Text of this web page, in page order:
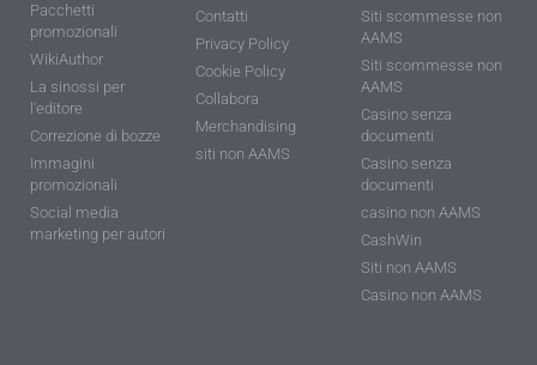
Pacchetti
promozionali
WikiAuthor
La sinossi per
l'editore
Correzione di bozze
Immagini
promozionali
Social media
marketing per autori
Contatti
Privacy Policy
Cookie Policy
Collabora
Merchandising
siti non AAMS
Siti scommesse non
AAMS
Siti scommesse non
AAMS
Casino senza
documenti
Casino senza
documenti
casino non AAMS
CashWin
Siti non AAMS
Casino non AAMS